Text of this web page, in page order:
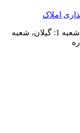
کاسپی لند برند معتبر سرمایه گذاری املاک (شعبه 1: گیلان، شعبه